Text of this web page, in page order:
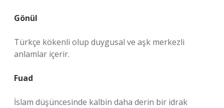
Gönül
Türkçe kökenli olup duygusal ve aşk merkezli
anlamlar içerir.
Fuad
İslam düşüncesinde kalbin daha derin bir idrak